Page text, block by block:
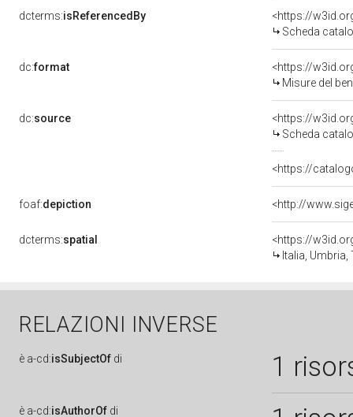
dcterms:isReferencedBy
<https://
Scheda
dc:format
<https://
Misure del
dc:source
<https://
Scheda
<https://
foaf:depiction
dcterms:spatial
<https://
Italia,
RELAZIONI INVERSE
è a-cd:isSubjectOf di 1
è a-cd:isAuthorOf di